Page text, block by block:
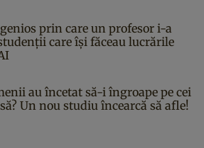
prin care un profesor i-a
care își făceau lucrările
au încetat să-i îngroape pe cei
Un nou studiu încearcă să afle!